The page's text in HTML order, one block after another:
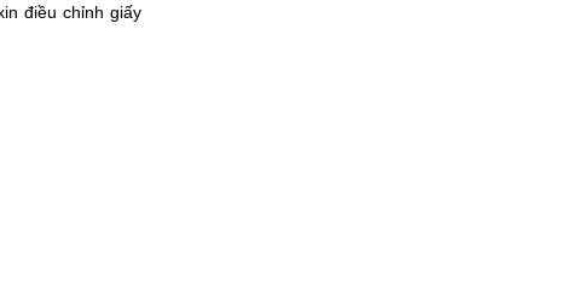
điều chỉnh giấy